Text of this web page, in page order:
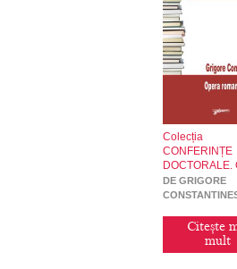
Colecția
CONFERINȚE
DOCTORALE.
romantică
DE GRIGORE
Citește
mult